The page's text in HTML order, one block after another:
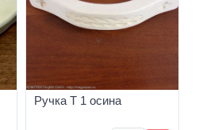
Ручка Т 1 осина